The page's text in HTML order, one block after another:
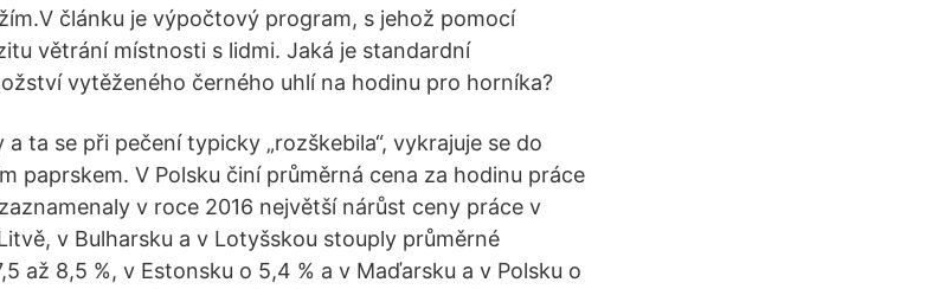
článku je výpočtový program, s jehož pomocí
větrání místnosti s lidmi. Jaká je standardní
vytěženého černého uhlí na hodinu pro horníka?
ta se při pečení typicky „rozškebila“, vykrajuje se do
paprskem. V Polsku činí průměrná cena za hodinu práce
v roce 2016 největší nárůst ceny práce v
v Bulharsku a v Lotyšskou stouply průměrné
až 8,5 %, v Estonsku o 5,4 % a v Maďarsku a v Polsku o